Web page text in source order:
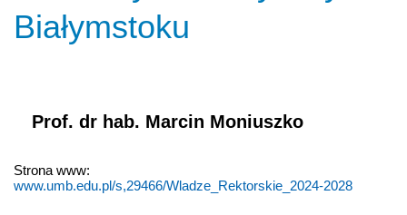
Białymstoku
Prof. dr hab. Marcin Moniuszko
Strona www:
www.umb.edu.pl/s,29466/Wladze_Rektorskie_2024-2028